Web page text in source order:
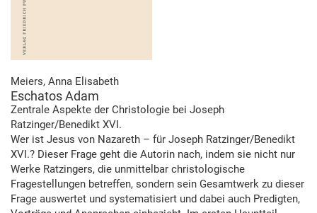
Meiers, Anna Elisabeth
Eschatos Adam
Zentrale Aspekte der Christologie bei Joseph
Ratzinger/Benedikt XVI.
Wer ist Jesus von Nazareth – für Joseph Ratzinger/Benedikt
XVI.? Dieser Frage geht die Autorin nach, indem sie nicht nur
Werke Ratzingers, die unmittelbar christologische
Fragestellungen betreffen, sondern sein Gesamtwerk zu dieser
Frage auswertet und systematisiert und dabei auch Predigten,